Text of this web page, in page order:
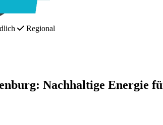
Regional
Nachhaltige Energie